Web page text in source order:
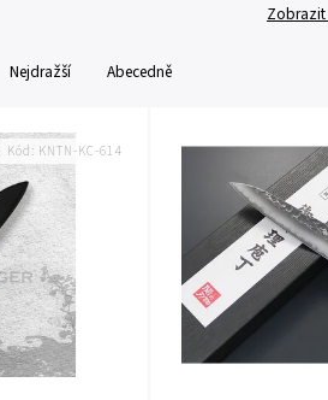
Nejdražší Abecedně
Kód: KNTN-KC-614